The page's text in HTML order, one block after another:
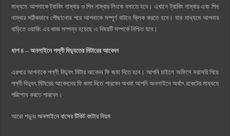
মাধ্যমে আপনাকে ট্রাকিং নাম্বার ও পিন নাম্বার লিংকে বসাতে হবে। এখানে ট্রাকিং নাম্বার এবং পিন
নাম্বার সঠিকভাবে পৌছানোর পরে আপনাকে সম্পূর্ণ বাটনে ক্লিক করতে হবে। যার মাধ্যমে আপনার
বাড়িতে ওয়ারিং এর কাজ সম্পন্ন হয়েছে এ বিষয়টি সম্পর্কে নিশ্চিত হবে।
ধাপ ৪ – অনলাইনে পল্লী বিদ্যুতের মিটারের আবেদন
এরপরে আপনাকে পল্লী বিদ্যুৎ মিটার আবেদন ফি জমা দিতে হবে। আপনি চাইলে অফিসে সরাসরি গিয়ে
পল্লী বিদ্যুৎ মিটারের আবেদনের ফি জমা দিতে পারবেন অথবা আপনি অনলাইনে অর্থাৎ রকেটের মাধ্যমে
পরিশোধ করতে পারবেন।
আরো পড়ুনঃঅনলাইনে বাসের টিকিট কাটার নিয়ম